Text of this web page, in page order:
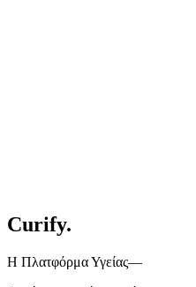
Curify.
Η Πλατφόρμα Υγείας—